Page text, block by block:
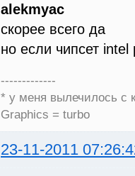
alekmyac
скорее всего да
но если чипсет
-------------
* у меня вылечилось с
Graphics = turbo
23-11-2011